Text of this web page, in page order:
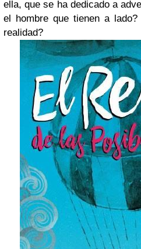
ella, que se ha dedicado a
el hombre que tienen a
realidad?